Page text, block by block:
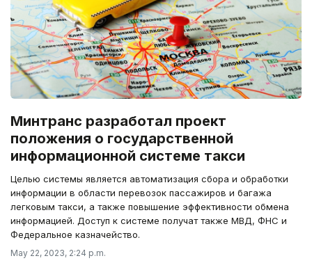
Минтранс разработал проект
положения о государственной
информационной системе такси
Целью системы является автоматизация сбора и обработки
информации в области перевозок пассажиров и багажа
легковым такси, а также повышение эффективности обмена
информацией. Доступ к системе получат также МВД, ФНС и
Федеральное казначейство.
May 22, 2023, 2:24 p.m.